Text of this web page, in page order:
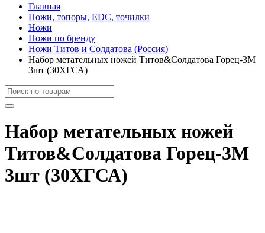
Главная
Ножи, топоры, EDC, точилки
Ножи
Ножи по бренду
Ножи Титов и Солдатова (Россия)
Набор метательных ножей Титов&Солдатова Горец-3М
3шт (30ХГСА)
Набор метательных ножей
Титов&Солдатова Горец-3М
3шт (30ХГСА)